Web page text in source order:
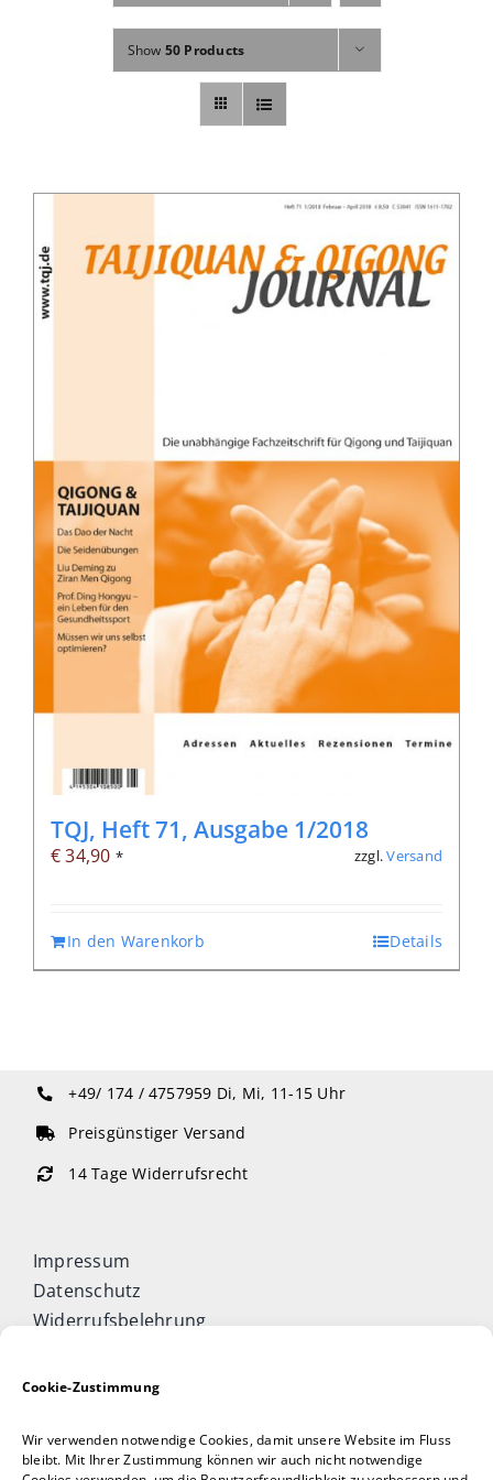
Cookie-Zustimmung
Wir verwenden notwendige Cookies, damit unsere Website im Fluss
bleibt. Mit Ihrer Zustimmung können wir auch nicht notwendige
Fachbücher
Poster, Karten, Medien
Show 50 Products
TQJ, Heft 71, Ausgabe 1/2018
€34,90 * zzgl.Versand
In den Warenkorb Details
+49/ 174 / 4757959 Di, Mi, 11-15 Uhr
Preisgünstiger Versand
14 Tage Widerrufsrecht
Impressum
Datenschutz
Widerrufsbelehrung
Allgemeine Geschäftsbedingungen
Taijiquan & Qigong Journal